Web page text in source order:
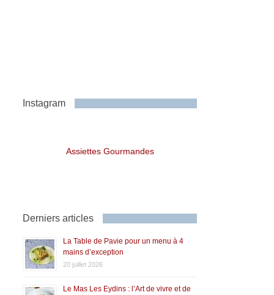
Instagram
Assiettes Gourmandes
Derniers articles
La Table de Pavie pour un menu à 4
mains d’exception
20 juillet 2026
Le Mas Les Eydins : l’Art de vivre et de